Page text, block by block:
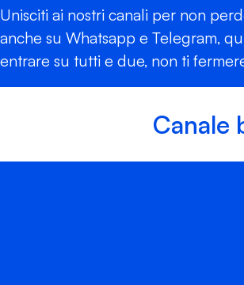
Unisciti ai nostri canali per non
anche su Whatsapp e Telegram,
entrare su tutti e due, non ti
Canale